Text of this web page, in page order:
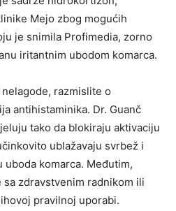
Mejo zbog mogućih
je snimila Profimedia, zorno
iritantnim ubodom komarca.
razmislite o
antihistaminika. Dr. Guanč
tako da blokiraju aktivaciju
ublažavaju svrbež i
uboda komarca. Međutim,
zdravstvenim radnikom ili
pravilnoj uporabi.